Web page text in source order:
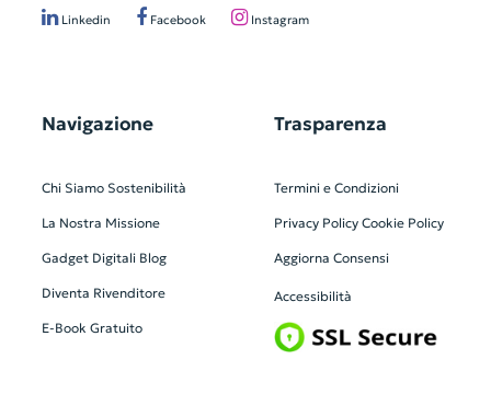
Linkedin Facebook Instagram
Navigazione
Chi Siamo Sostenibilità
La Nostra Missione
Gadget Digitali Blog
Diventa Rivenditore
E-Book Gratuito
Trasparenza
Termini e Condizioni
Privacy Policy Cookie Policy
Aggiorna Consensi
Accessibilità